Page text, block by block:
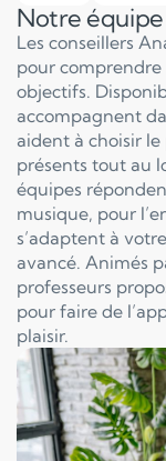
Notre
Les conseillers
pour comprendre
objectifs.
accompagnent
aident à choisir
présents tout au
équipes
musique, pour
s’adaptent à
avancé. Animés
professeurs
pour faire de
plaisir.